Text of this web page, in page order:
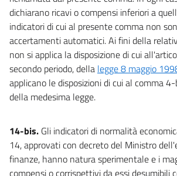
dichiarano ricavi o compensi inferiori a
indicatori di cui al presente comma non
accertamenti automatici. Ai fini della
non si applica la disposizione di cui
secondo periodo, della legge 8 maggio
applicano le disposizioni di cui al comma
della medesima legge.
14-bis. Gli indicatori di normalità
14, approvati con decreto del Ministro
finanze, hanno natura sperimentale e i
compensi o corrispettivi da essi desumibili